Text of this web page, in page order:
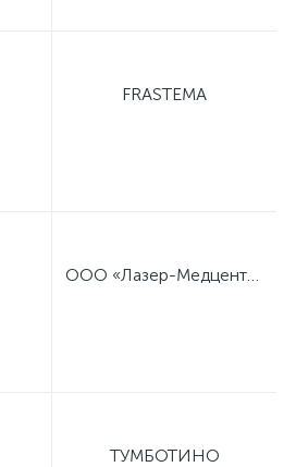
FRASTEMA
ООО «Лазер-Медцентр»
ТУМБОТИНО